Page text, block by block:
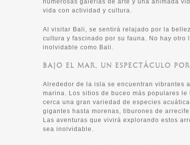
numerosas galerías de arte y una animada
vida con actividad y cultura.
Al visitar Bali, se sentirá relajado por la
cultura y fascinado por su fauna. No hay otro
inolvidable como Bali.
BAJO EL MAR, UN ESPECTÁCULO
Alrededor de la isla se encuentran vibrantes
marina. Los sitios de buceo más populares
cerca una gran variedad de especies
gigantes hasta morenas, tiburones de
Las aventuras que vivirá explorando estos
sea inolvidable.